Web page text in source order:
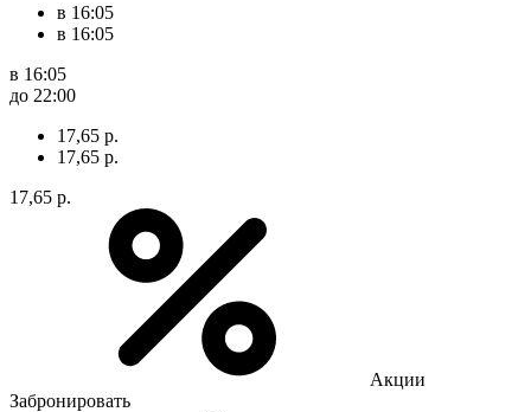
в 16:05
в 16:05
в 16:05
до 22:00
17,65 р.
17,65 р.
17,65 р.
Акции
Забронировать